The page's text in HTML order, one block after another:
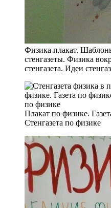
Физика плакат.
стенгазеты. Физика
стенгазета. Идеи
Плакат по физике.
Стенгазета по физике